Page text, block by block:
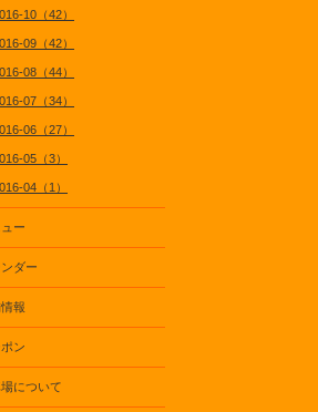
10（42）
09（42）
08（44）
07（34）
06（27）
05（3）
04（1）
ュー
ダー
報
ン
について